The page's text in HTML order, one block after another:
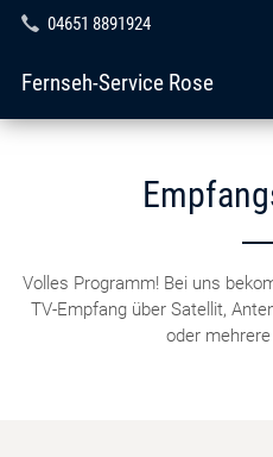
04651 8891924
Fernseh-Service Rose
Volles Programm! Bei uns
TV-Empfang über Satellit,
oder